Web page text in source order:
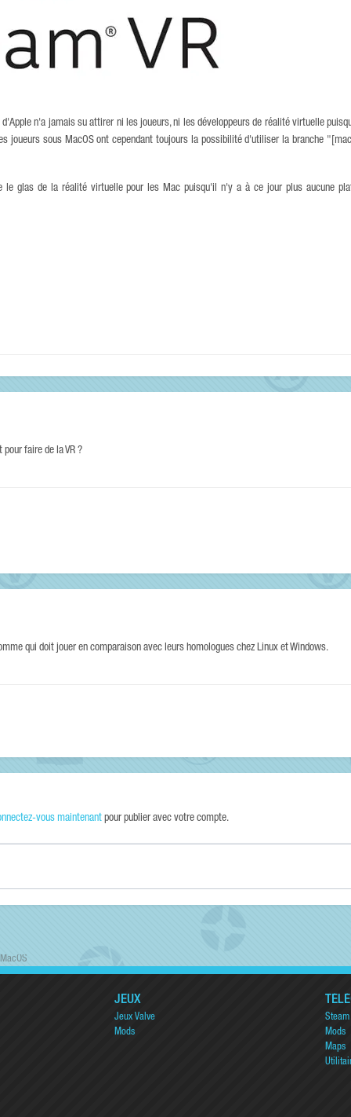
n'a jamais su attirer ni les joueurs, ni les développeurs de réalité virtuelle
joueurs sous MacOS ont cependant toujours la possibilité d'utiliser la branche
le glas de la réalité virtuelle pour les Mac puisqu'il n'y a à ce jour plus aucune
faire de la VR ?
qui doit jouer en comparaison avec leurs homologues chez Linux et Windows.
vous maintenant pour publier avec votre compte.
JEUX
Jeux Valve
Mods
Steam
Mods
Maps